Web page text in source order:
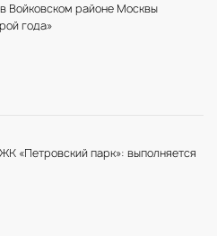
Войковском районе Москвы
года»
«Петровский парк»: выполняется